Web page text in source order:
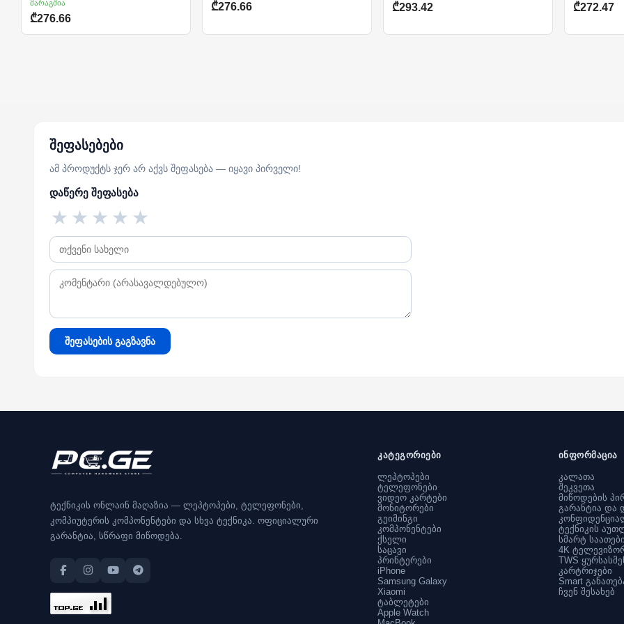
მარაგშია
₾276.66
₾276.66 ₾293.42 ₾272.47
შეფასებები
ამ პროდუქტს ჯერ არ აქვს შეფასება — იყავი პირველი!
დაწერე შეფასება
★
★
★
★
★
შეფასების გაგზავნა
ტექნიკის ონლაინ მაღაზია — ლეპტოპები, ტელეფონები,
კომპიუტერის კომპონენტები და სხვა ტექნიკა. ოფიციალური
გარანტია, სწრაფი მიწოდება.
კატეგორიები
ლეპტოპები
ტელეფონები
ვიდეო კარტები
მონიტორები
გეიმინგი
კომპონენტები
ქსელი
საცავი
პრინტერები
iPhone
Samsung Galaxy
Xiaomi
ტაბლეტები
Apple Watch
ინფორმაცია
კალათა
შეკვეთა
მიწოდების
გარანტია და
ტექნიკის
სმარტ საათები
4K
TWS
კარტრიჯები
Smart
ჩვენ შესახებ